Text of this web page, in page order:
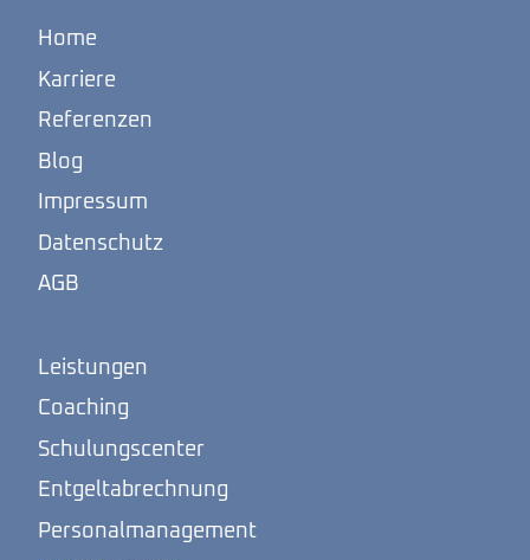
Home
Karriere
Referenzen
Blog
Impressum
Datenschutz
AGB
Leistungen
Coaching
Schulungscenter
Entgeltabrechnung
Personalmanagement